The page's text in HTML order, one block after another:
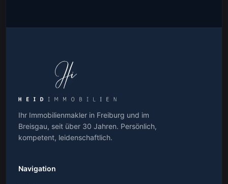
Ihr Immobilienmakler in Freiburg und im
Breisgau, seit über 30 Jahren. Persönlich,
kompetent, leidenschaftlich.
Navigation